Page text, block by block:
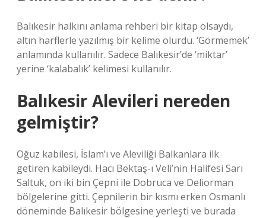
Balıkesir halkını anlama rehberi bir kitap olsaydı,
altın harflerle yazılmış bir kelime olurdu. ‘Görmemek’
anlamında kullanılır. Sadece Balıkesir’de ‘miktar’
yerine ‘kalabalık’ kelimesi kullanılır.
Balıkesir Alevileri nereden
gelmiştir?
Oğuz kabilesi, İslam’ı ve Aleviliği Balkanlara ilk
getiren kabileydi. Hacı Bektaş-ı Veli’nin Halifesi Sarı
Saltuk, on iki bin Çepni ile Dobruca ve Deliorman
bölgelerine gitti. Çepnilerin bir kısmı erken Osmanlı
döneminde Balıkesir bölgesine yerleşti ve burada